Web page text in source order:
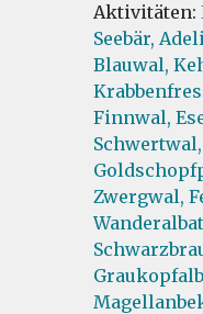
Aktivitäten:
Seebär,
Blauwal,
Finnwal,
Schwertwal,
Zwergwal,